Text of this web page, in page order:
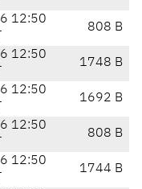
12:50
808 B
12:50
1748 B
12:50
1692 B
12:50
808 B
12:50
1744 B